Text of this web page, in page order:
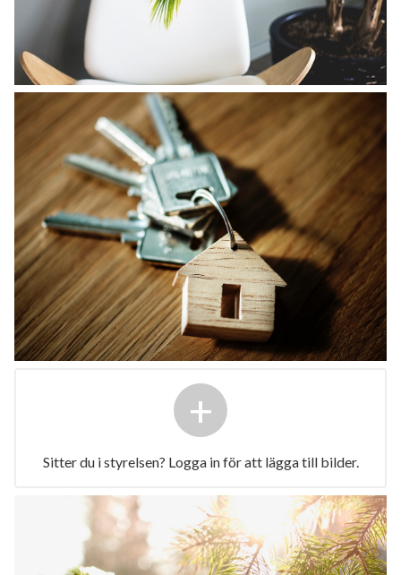
+
Sitter du i styrelsen? Logga in för att lägga till bilder.